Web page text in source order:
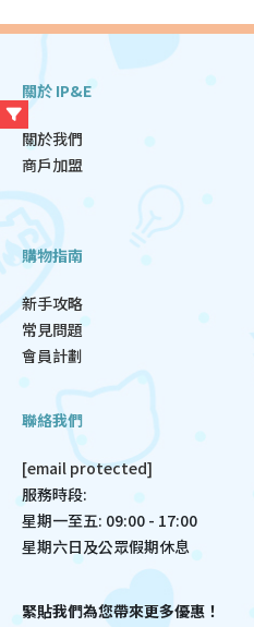
關於 IP&E
關於我們
商戶加盟
購物指南
新手攻略
常見問題
會員計劃
聯絡我們
[email protected]
服務時段:
星期一至五: 09:00 - 17:00
星期六日及公眾假期休息
緊貼我們為您帶來更多優惠！